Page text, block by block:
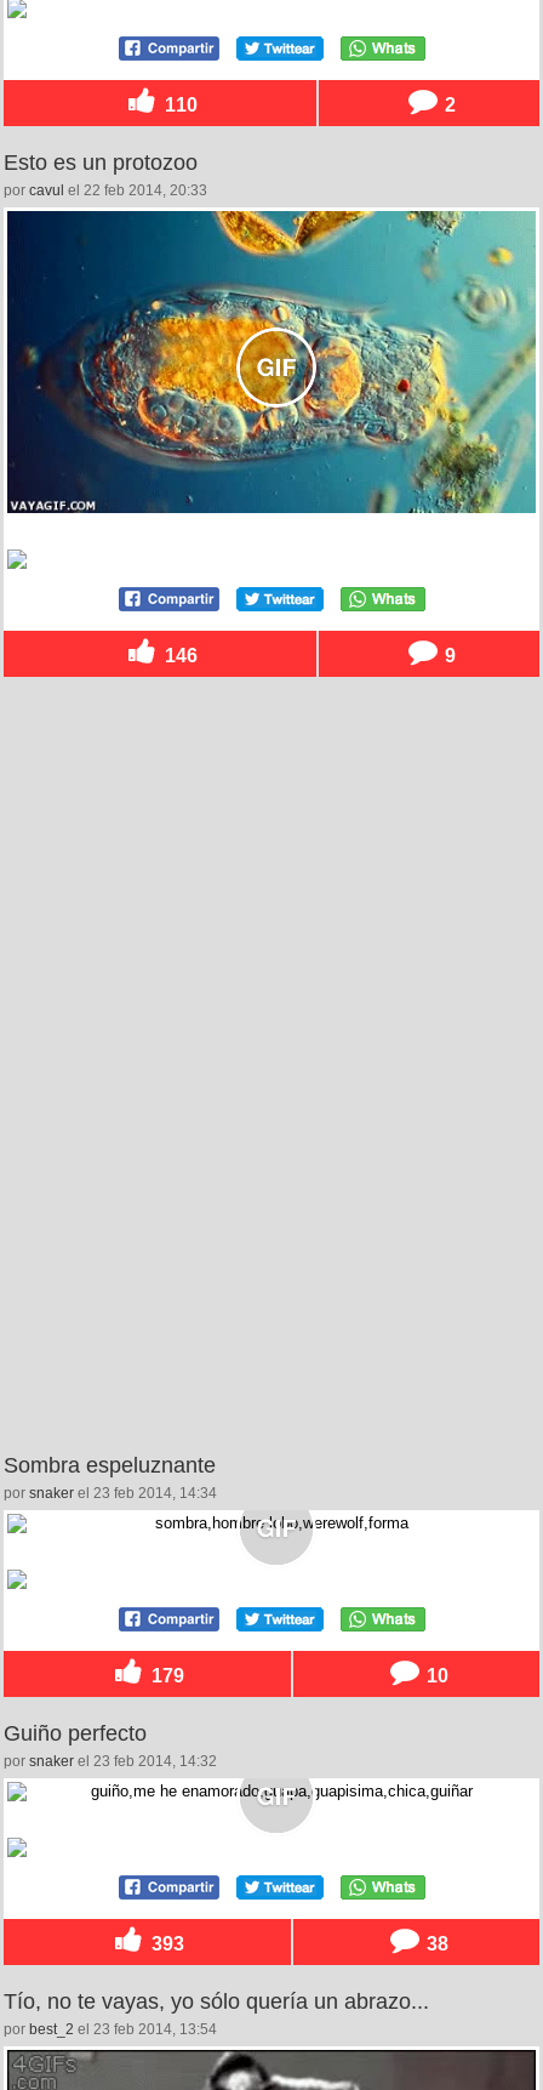
110 2
Esto es un protozoo
por cavul el 22 feb 2014, 20:33
146 9
Sombra espeluznante
por snaker el 23 feb 2014, 14:34
179 10
Guiño perfecto
por snaker el 23 feb 2014, 14:32
393 38
Tío, no te vayas, yo sólo quería un abrazo...
por best_2 el 23 feb 2014, 13:54